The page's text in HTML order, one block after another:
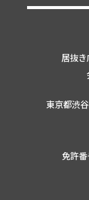
居抜
東京都渋
免許